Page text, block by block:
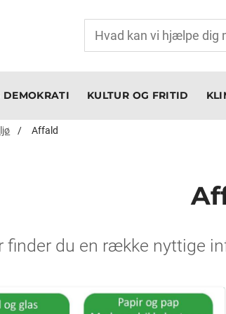
DEMOKRATI KULTUR OG FRITID
Affald
finder du en række nyttige